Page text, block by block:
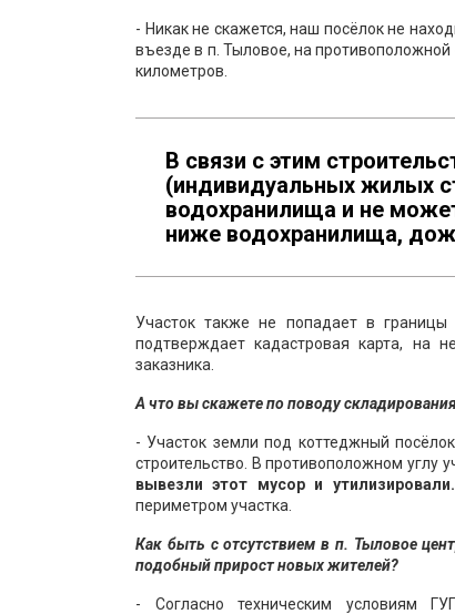
- Никак не скажется, наш посёлок не
въезде в п. Тыловое, на
километров.
В связи с этим
(индивидуальных жилых
водохранилища и не
ниже водохранилища,
Участок также не попадает в границы
подтверждает кадастровая карта, на
заказника.
А что вы скажете по поводу
- Участок земли под коттеджный
строительство. В противоположном углу
вывезли этот мусор и
периметром участка.
Как быть с отсутствием в п. Тыловое
подобный прирост новых жителей?
- Согласно техническим условиям